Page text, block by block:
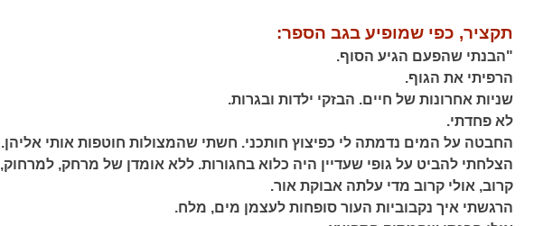
תקציר, כפי שמופיע בגב הספר:
"הבנתי שהפעם הגיע הסוף.
הרפיתי את הגוף.
שניות אחרונות של חיים. הבזקי ילדות ובגרות.
לא פחדתי.
החבטה על המים נדמתה לי כפיצוץ חותכני. חשתי שהמצולות חוטפות אותי אליהן.
הצלחתי להביט על גופי שעדיין היה כלוא בחגורות. ללא אומדן של מרחק, למרחוק,
קרוב, אולי קרוב מדי עלתה אבוקת אור.
הרגשתי איך נקבוביות העור סופחות לעצמן מים, מלח.